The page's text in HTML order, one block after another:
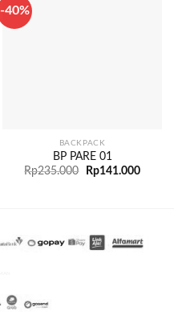
-40%
BACKPACK
BP PARE 01
Rp235.000 Rp141.000